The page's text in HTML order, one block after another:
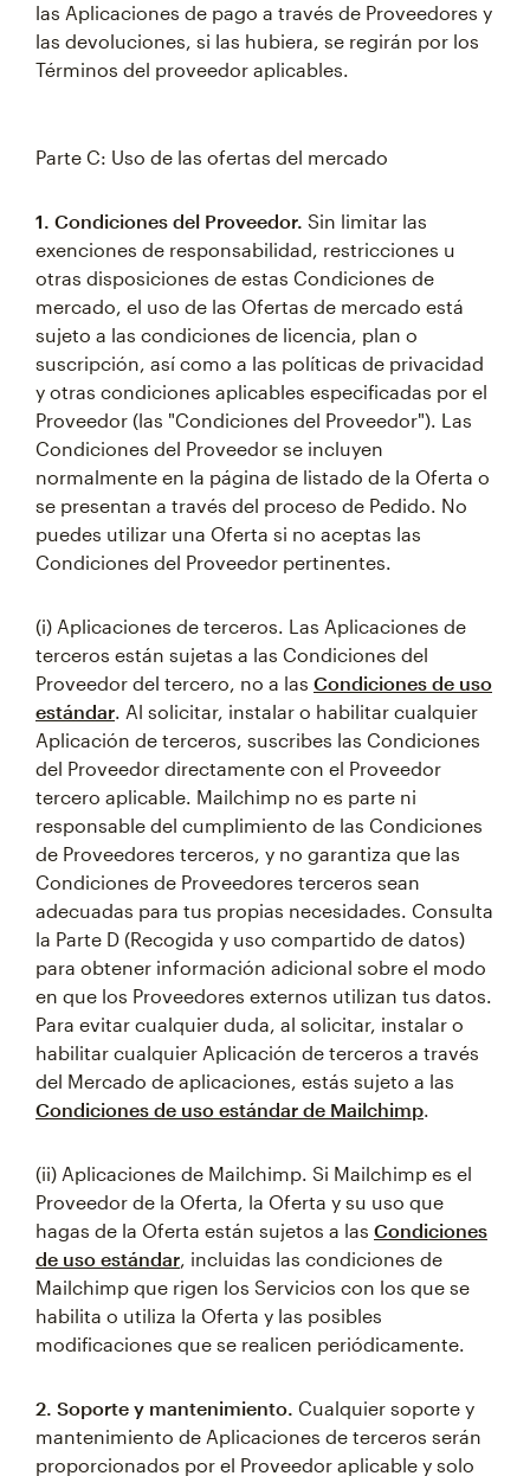
las Aplicaciones de pago a través de Proveedores y
las devoluciones, si las hubiera, se regirán por los
Términos del proveedor aplicables.
Parte C: Uso de las ofertas del mercado
1. Condiciones del Proveedor. Sin limitar las
exenciones de responsabilidad, restricciones u
otras disposiciones de estas Condiciones de
mercado, el uso de las Ofertas de mercado está
sujeto a las condiciones de licencia, plan o
suscripción, así como a las políticas de privacidad
y otras condiciones aplicables especificadas por el
Proveedor (las "Condiciones del Proveedor"). Las
Condiciones del Proveedor se incluyen
normalmente en la página de listado de la Oferta o
se presentan a través del proceso de Pedido. No
puedes utilizar una Oferta si no aceptas las
Condiciones del Proveedor pertinentes.
(i) Aplicaciones de terceros. Las Aplicaciones de
terceros están sujetas a las Condiciones del
Proveedor del tercero, no a las Condiciones de uso
estándar. Al solicitar, instalar o habilitar cualquier
Aplicación de terceros, suscribes las Condiciones
del Proveedor directamente con el Proveedor
tercero aplicable. Mailchimp no es parte ni
responsable del cumplimiento de las Condiciones
de Proveedores terceros, y no garantiza que las
Condiciones de Proveedores terceros sean
adecuadas para tus propias necesidades. Consulta
la Parte D (Recogida y uso compartido de datos)
para obtener información adicional sobre el modo
en que los Proveedores externos utilizan tus datos.
Para evitar cualquier duda, al solicitar, instalar o
habilitar cualquier Aplicación de terceros a través
del Mercado de aplicaciones, estás sujeto a las
Condiciones de uso estándar de Mailchimp.
(ii) Aplicaciones de Mailchimp. Si Mailchimp es el
Proveedor de la Oferta, la Oferta y su uso que
hagas de la Oferta están sujetos a las Condiciones
de uso estándar, incluidas las condiciones de
Mailchimp que rigen los Servicios con los que se
habilita o utiliza la Oferta y las posibles
modificaciones que se realicen periódicamente.
2. Soporte y mantenimiento. Cualquier soporte y
mantenimiento de Aplicaciones de terceros serán
proporcionados por el Proveedor aplicable y solo